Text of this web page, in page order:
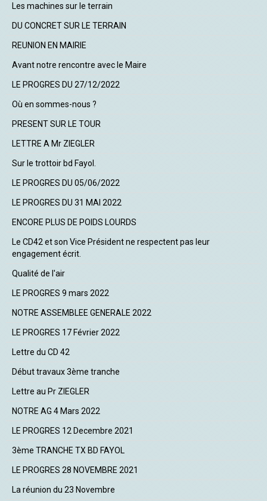
Les machines sur le terrain
DU CONCRET SUR LE TERRAIN
REUNION EN MAIRIE
Avant notre rencontre avec le Maire
LE PROGRES DU 27/12/2022
Où en sommes-nous ?
PRESENT SUR LE TOUR
LETTRE A Mr ZIEGLER
Sur le trottoir bd Fayol.
LE PROGRES DU 05/06/2022
LE PROGRES DU 31 MAI 2022
ENCORE PLUS DE POIDS LOURDS
Le CD42 et son Vice Président ne respectent pas leur
engagement écrit.
Qualité de l'air
LE PROGRES 9 mars 2022
NOTRE ASSEMBLEE GENERALE 2022
LE PROGRES 17 Février 2022
Lettre du CD 42
Début travaux 3ème tranche
Lettre au Pr ZIEGLER
NOTRE AG 4 Mars 2022
LE PROGRES 12 Decembre 2021
3ème TRANCHE TX BD FAYOL
LE PROGRES 28 NOVEMBRE 2021
La réunion du 23 Novembre